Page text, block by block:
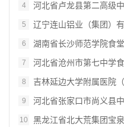
4 河北省卢龙县第二高级
5 辽宁连山铝业（集团）
6 湖南省长沙师范学院食
7 河北省沧州市第七中学
8 吉林延边大学附属医院
9 河北省张家口市尚义县
10 黑龙江省北大荒集团宝